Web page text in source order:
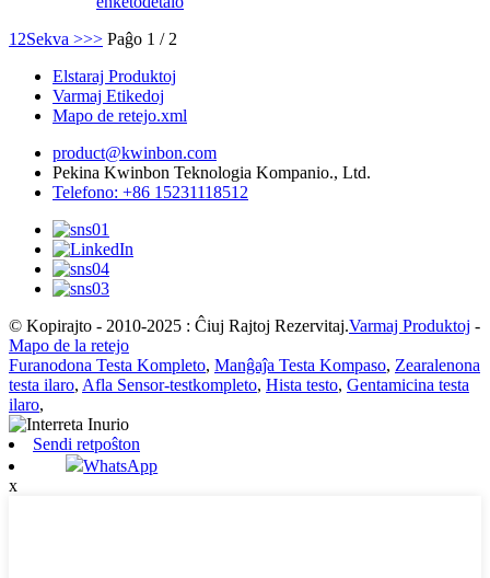
1 2Sekva >>> Paĝo 1 / 2
Elstaraj Produktoj
Varmaj Etikedoj
Mapo de retejo.xml
product@kwinbon.com
Pekina Kwinbon Teknologia Kompanio., Ltd.
Telefono: +86 15231118512
© Kopirajto - 2010-2025 : Ĉiuj Rajtoj Rezervitaj.Varmaj Produktoj -
Mapo de la retejo
Furanodona Testa Kompleto, Manĝaĵa Testa Kompaso, Zearalenona
testa ilaro, Afla Sensor-testkompleto, Hista testo, Gentamicina testa
ilaro,
Sendi retpoŝton
WhatsApp
x